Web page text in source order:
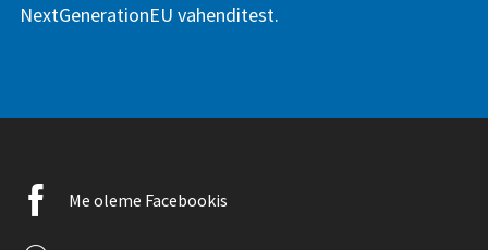
NextGenerationEU vahenditest.
Facebook
Me oleme Facebookis